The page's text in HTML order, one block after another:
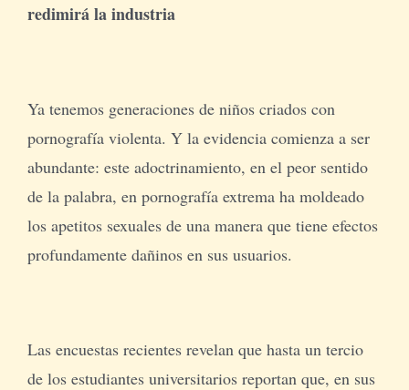
redimirá la industria
Ya tenemos generaciones de niños criados con
pornografía violenta. Y la evidencia comienza a ser
abundante: este adoctrinamiento, en el peor sentido
de la palabra, en pornografía extrema ha moldeado
los apetitos sexuales de una manera que tiene efectos
profundamente dañinos en sus usuarios.
Las encuestas recientes revelan que hasta un tercio
de los estudiantes universitarios reportan que, en sus